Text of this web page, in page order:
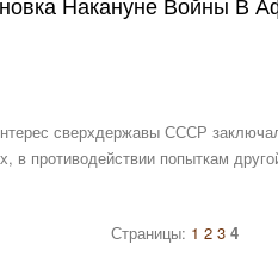
Накануне Войны В
сверхдержавы СССР
в противодействии попыткам
Страницы: 1 2 3 4